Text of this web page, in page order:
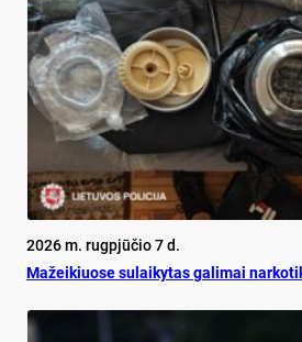
2026 m. rugpjūčio 7 d.
Mažeikiuose sulaikytas galimai